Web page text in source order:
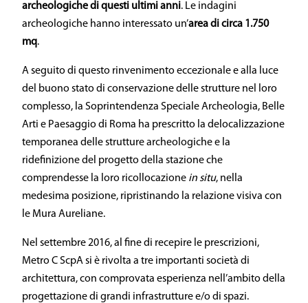
archeologichedi questi ultimi anni. Le indagini
archeologiche hanno interessato un’area di circa 1.750
mq.
A seguito di questo rinvenimento eccezionale e alla luce
del buono stato di conservazione delle strutture nel loro
complesso, la Soprintendenza Speciale Archeologia, Belle
Arti e Paesaggio di Roma ha prescritto la delocalizzazione
temporanea delle strutture archeologiche e la
ridefinizione del progetto della stazione che
comprendesse la loro ricollocazione in situ, nella
medesima posizione, ripristinando la relazione visiva con
le Mura Aureliane.
Nel settembre 2016, al fine di recepire le prescrizioni,
Metro C ScpA si è rivolta a tre importanti società di
architettura, con comprovata esperienza nell’ambito della
progettazione di grandi infrastrutture e/o di spazi.